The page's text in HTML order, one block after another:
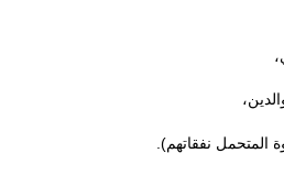
المتحمل نفقاتهم).